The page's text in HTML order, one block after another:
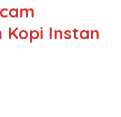
Kopi Instan